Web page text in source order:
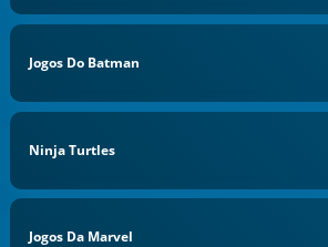
Jogos Do Batman
Ninja Turtles
Jogos Da Marvel